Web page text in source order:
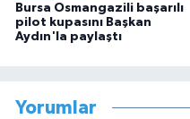
Bursa Osmangazili başarılı
pilot kupasını Başkan
Aydın'la paylaştı
Yorumlar